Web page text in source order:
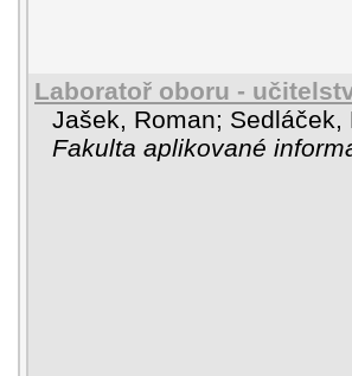
Laboratoř oboru -
Jašek, Roman; Sedláček,
Fakulta aplikované